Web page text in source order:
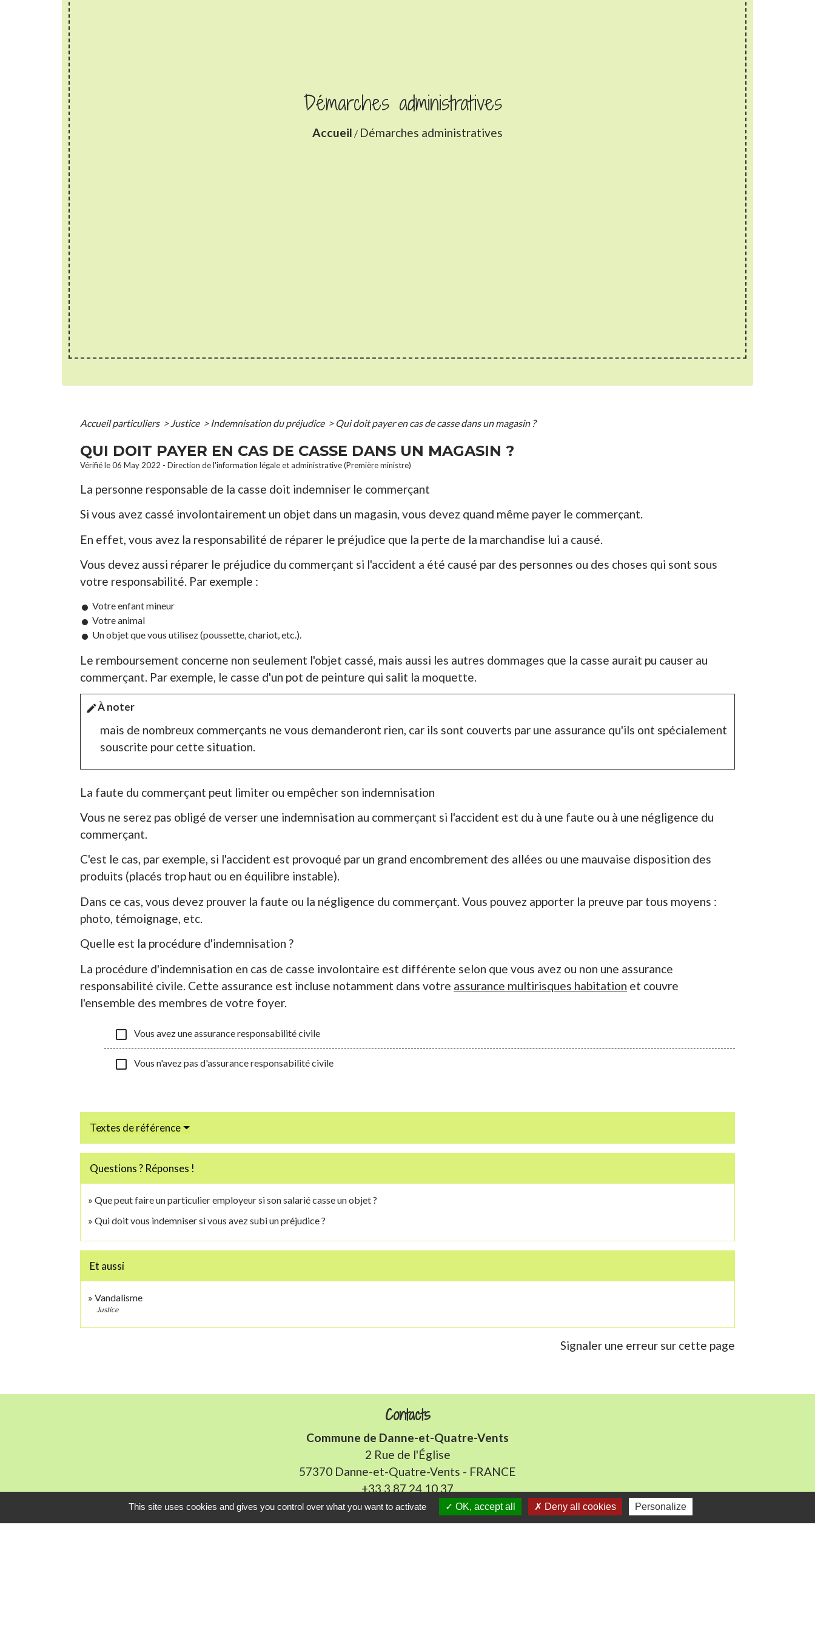
Démarches administratives
Accueil / Démarches administratives
Accueil particuliers > Justice > Indemnisation du préjudice > Qui doit payer en cas de casse dans un magasin ?
QUI DOIT PAYER EN CAS DE CASSE DANS UN MAGASIN ?
Vérifié le 06 May 2022 - Direction de l'information légale et administrative (Première ministre)
La personne responsable de la casse doit indemniser le commerçant
Si vous avez cassé involontairement un objet dans un magasin, vous devez quand même payer le commerçant.
En effet, vous avez la responsabilité de réparer le préjudice que la perte de la marchandise lui a causé.
Vous devez aussi réparer le préjudice du commerçant si l'accident a été causé par des personnes ou des choses qui sont sous
votre responsabilité. Par exemple :
Votre enfant mineur
Votre animal
Un objet que vous utilisez (poussette, chariot, etc.).
Le remboursement concerne non seulement l'objet cassé, mais aussi les autres dommages que la casse aurait pu causer au
commerçant. Par exemple, le casse d'un pot de peinture qui salit la moquette.
editÀ noter
mais de nombreux commerçants ne vous demanderont rien, car ils sont couverts par une assurance qu'ils ont spécialement
souscrite pour cette situation.
La faute du commerçant peut limiter ou empêcher son indemnisation
Vous ne serez pas obligé de verser une indemnisation au commerçant si l'accident est du à une faute ou à une négligence du
commerçant.
C'est le cas, par exemple, si l'accident est provoqué par un grand encombrement des allées ou une mauvaise disposition des
produits (placés trop haut ou en équilibre instable).
Dans ce cas, vous devez prouver la faute ou la négligence du commerçant. Vous pouvez apporter la preuve par tous moyens :
photo, témoignage, etc.
Quelle est la procédure d'indemnisation ?
La procédure d'indemnisation en cas de casse involontaire est différente selon que vous avez ou non une assurance
responsabilité civile. Cette assurance est incluse notamment dans votre assurance multirisques habitation et couvre
l'ensemble des membres de votre foyer.
check_box_outline_blank Vous avez une assurance responsabilité civile
check_box_outline_blank Vous n'avez pas d'assurance responsabilité civile
Textes de référence
Questions ? Réponses !
Que peut faire un particulier employeur si son salarié casse un objet ?
Qui doit vous indemniser si vous avez subi un préjudice ?
Et aussi
Vandalisme
Justice
Signaler une erreur sur cette page
Contacts
Commune de Danne-et-Quatre-Vents
2 Rue de l'Église
57370 Danne-et-Quatre-Vents - FRANCE
+33 3 87 24 10 37
Accueil en mairie :
This site uses cookies and gives you control over what you want to activate OK, accept all Deny all cookies Personalize